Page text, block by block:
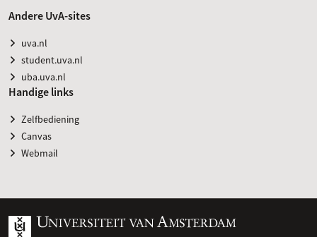
Andere UvA-sites
uva.nl
student.uva.nl
uba.uva.nl
Handige links
Zelfbediening
Canvas
Webmail